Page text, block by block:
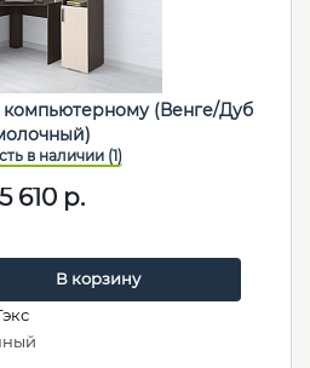
компьютерному (Венге/Дуб
5 610р.
В корзину